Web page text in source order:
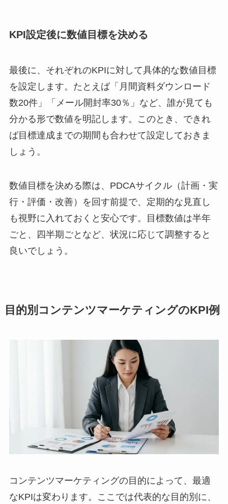
KPI設定後に数値目標を決める
最後に、それぞれのKPIに対して具体的な数値目標
を設定します。たとえば「月間資料ダウンロード
数20件」「メール開封率30％」など、誰が見ても
分かる形で数値を明記します。このとき、できれ
ば目標達成までの期間も合わせて設定しておきま
しょう。
数値目標を決める際は、PDCAサイクル（計画・実
行・評価・改善）を回す前提で、定期的な見直し
も視野に入れておくと安心です。目標数値は半年
ごと、四半期ごとなど、状況に応じて調整すると
良いでしょう。
目的別コンテンツマーケティングのKPI例
コンテンツマーケティングの目的によって、最適
なKPIは変わります。ここでは代表的な目的別に、